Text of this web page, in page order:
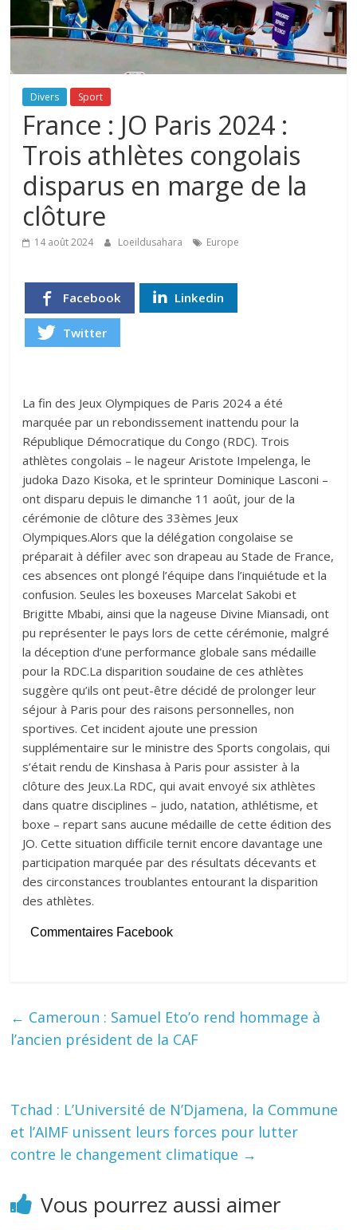
Divers Sport
France : JO Paris 2024 :
Trois athlètes congolais
disparus en marge de la
clôture
14 août 2024 Loeildusahara Europe
Facebook Linkedin
Twitter
La fin des Jeux Olympiques de Paris 2024 a été
marquée par un rebondissement inattendu pour la
République Démocratique du Congo (RDC). Trois
athlètes congolais – le nageur Aristote Impelenga, le
judoka Dazo Kisoka, et le sprinteur Dominique Lasconi –
ont disparu depuis le dimanche 11 août, jour de la
cérémonie de clôture des 33èmes Jeux
Olympiques.Alors que la délégation congolaise se
préparait à défiler avec son drapeau au Stade de France,
ces absences ont plongé l’équipe dans l’inquiétude et la
confusion. Seules les boxeuses Marcelat Sakobi et
Brigitte Mbabi, ainsi que la nageuse Divine Miansadi, ont
pu représenter le pays lors de cette cérémonie, malgré
la déception d’une performance globale sans médaille
pour la RDC.La disparition soudaine de ces athlètes
suggère qu’ils ont peut-être décidé de prolonger leur
séjour à Paris pour des raisons personnelles, non
sportives. Cet incident ajoute une pression
supplémentaire sur le ministre des Sports congolais, qui
s’était rendu de Kinshasa à Paris pour assister à la
clôture des Jeux.La RDC, qui avait envoyé six athlètes
dans quatre disciplines – judo, natation, athlétisme, et
boxe – repart sans aucune médaille de cette édition des
JO. Cette situation difficile ternit encore davantage une
participation marquée par des résultats décevants et
des circonstances troublantes entourant la disparition
des athlètes.
Commentaires Facebook
← Cameroun : Samuel Eto’o rend hommage à
l’ancien président de la CAF
Tchad : L’Université de N’Djamena, la Commune
et l’AIMF unissent leurs forces pour lutter
contre le changement climatique →
Vous pourrez aussi aimer